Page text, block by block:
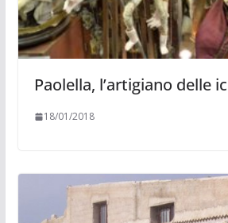
Paolella, l’artigiano delle
18/01/2018